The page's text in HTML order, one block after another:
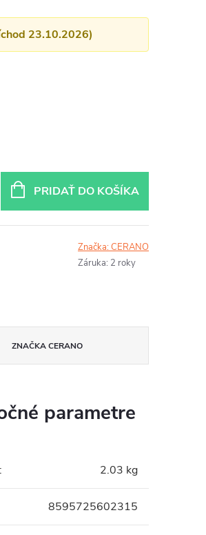
23.10.2026)
PRIDAŤ DO KOŠÍKA
Značka:CERANO
Záruka: 2 roky
ZNAČKACERANO
parametre
: 2.03 kg
8595725602315